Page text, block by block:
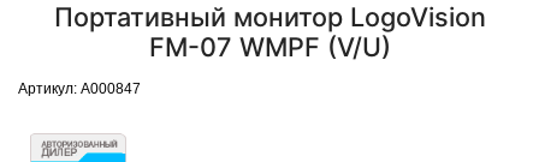
Портативный монитор LogoVision
FM-07 WMPF (V/U)
Артикул: A000847